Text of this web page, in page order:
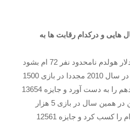
هایی و درکدام رقابت ها به
در سال 2010 در بازی 52 هزار دلار هولدم نامحدود نفر 72 ام بشود
و 10497 دلار جایزه برنده شود، در سال 2010 مجددا در بازی 1500
دلاری هولدم نا محدود مقام یازدهم را به دست آورد و جایزه 13654
دلاری را به دست آورد و همچنین در همین سال در بازی 5 هزار
دلاری اوماهای محدود مقام 36 ام را کسب کرد و جایزه 12561